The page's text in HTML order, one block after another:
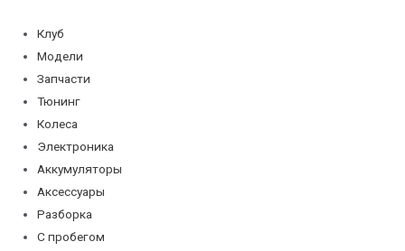
содержимому
Клуб
Модели
Запчасти
Тюнинг
Колеса
Электроника
Аккумуляторы
Аксессуары
Разборка
С пробегом